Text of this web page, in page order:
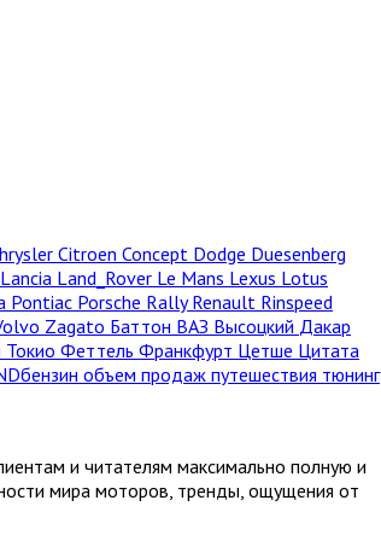
Citroen Concept Dodge Duesenberg
Lancia Land_Rover Le Mans Lexus Lotus
Pontiac Porsche RallyRenault Rinspeed
Zagato Баттон ВАЗ Высоцкий Дакар
Токио Феттель Франкфурт Цетше Цитата
объем продаж путешествия тюнинг
и читателям максимально полную и
мира моторов, тренды, ощущения от